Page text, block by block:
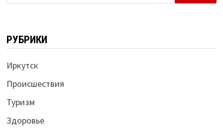
РУБРИКИ
Иркутск
Происшествия
Туризм
Здоровье